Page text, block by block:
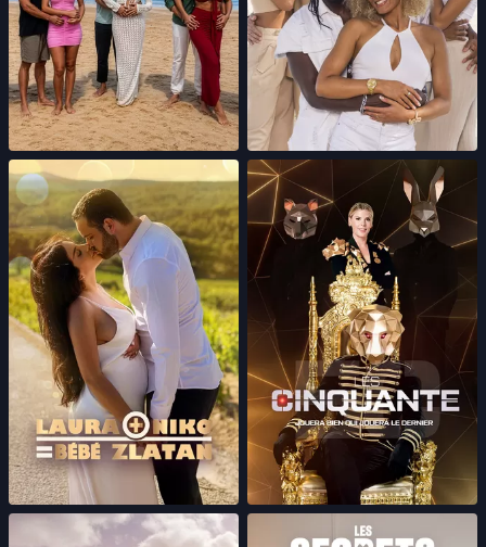
Laura + Niko = bébé Zlatan Les Cinquante